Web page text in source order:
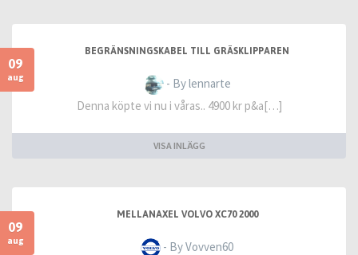
09
aug
BEGRÄNSNINGSKABEL TILL GRÄSKLIPPAREN
- By lennarte
Denna köpte vi nu i våras.. 4900 kr p&a[…]
VISA INLÄGG
09
aug
MELLANAXEL VOLVO XC70 2000
- By Vovven60